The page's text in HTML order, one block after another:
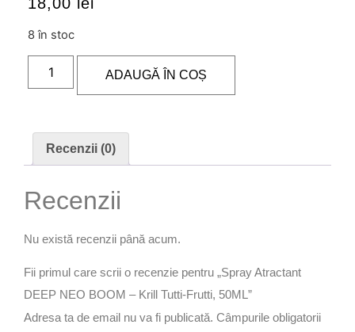
8 în stoc
ADAUGĂ ÎN COȘ
Recenzii (0)
Recenzii
Nu există recenzii până acum.
Fii primul care scrii o recenzie pentru „Spray Atractant
DEEP NEO BOOM – Krill Tutti-Frutti, 50ML”
Adresa ta de email nu va fi publicată. Câmpurile obligatorii